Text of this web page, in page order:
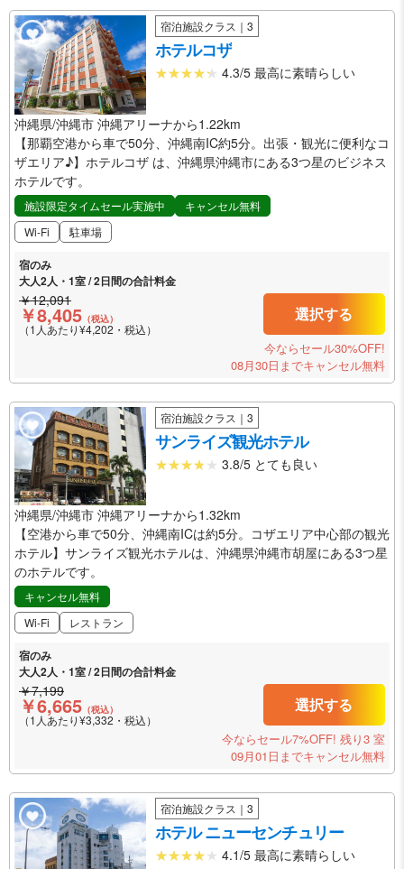
宿泊施設クラス｜3
ホテルコザ
4.3/5 最高に素晴らしい
沖縄県/沖縄市 沖縄アリーナから1.22km
【那覇空港から車で50分、沖縄南IC約5分。出張・観光に便利なコ
ザエリア♪】ホテルコザ は、沖縄県沖縄市にある3つ星のビジネス
ホテルです。
施設限定タイムセール実施中
キャンセル無料
Wi-Fi
駐車場
宿のみ
大人2人・1室 / 2日間の合計料金
￥12,091
￥8,405 （税込）
（1人あたり¥4,202・税込）
選択する
今ならセール30%OFF!
08月30日までキャンセル無料
宿泊施設クラス｜3
サンライズ観光ホテル
3.8/5 とても良い
沖縄県/沖縄市 沖縄アリーナから1.32km
【空港から車で50分、沖縄南ICは約5分。コザエリア中心部の観光
ホテル】サンライズ観光ホテルは、沖縄県沖縄市胡屋にある3つ星
のホテルです。
キャンセル無料
Wi-Fi
レストラン
宿のみ
大人2人・1室 / 2日間の合計料金
￥7,199
￥6,665 （税込）
（1人あたり¥3,332・税込）
選択する
今ならセール7%OFF! 残り3 室
09月01日までキャンセル無料
宿泊施設クラス｜3
ホテル ニューセンチュリー
4.1/5 最高に素晴らしい